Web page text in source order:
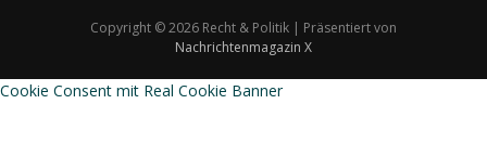
Copyright © 2026 Recht & Politik | Präsentiert von
Nachrichtenmagazin X
Cookie Consent mit Real Cookie Banner